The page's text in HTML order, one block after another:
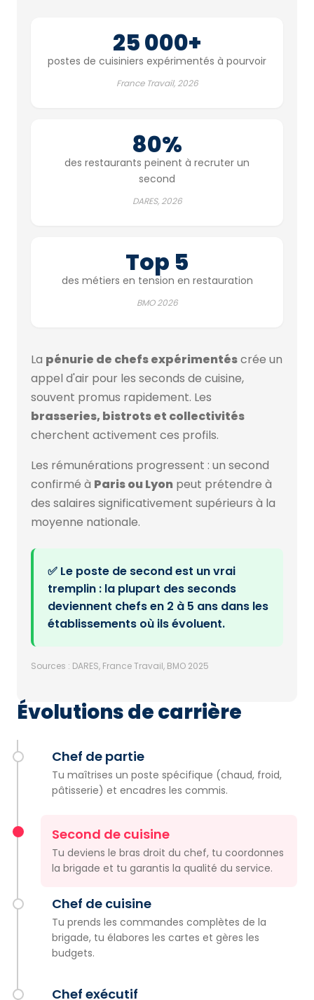
25 000+
postes de cuisiniers expérimentés à pourvoir
France Travail, 2026
80%
des restaurants peinent à recruter un
second
DARES, 2026
Top 5
des métiers en tension en restauration
BMO 2026
La pénurie de chefs expérimentéscrée un
appel d'air pour les seconds de cuisine,
souvent promus rapidement. Les
brasseries, bistrots et collectivités
cherchent activement ces profils.
Les rémunérations progressent : un second
confirmé à Paris ou Lyon peut prétendre à
des salaires significativement supérieurs à la
moyenne nationale.
✅ Le poste de second est un vrai
tremplin : la plupart des seconds
deviennent chefs en 2 à 5 ans dans les
établissements où ils évoluent.
Sources : DARES, France Travail, BMO 2025
Évolutions de carrière
Chef de partie
Tu maîtrises un poste spécifique (chaud, froid,
pâtisserie) et encadres les commis.
Second de cuisine
Tu deviens le bras droit du chef, tu coordonnes
la brigade et tu garantis la qualité du service.
Chef de cuisine
Tu prends les commandes complètes de la
brigade, tu élabores les cartes et gères les
budgets.
Chef exécutif